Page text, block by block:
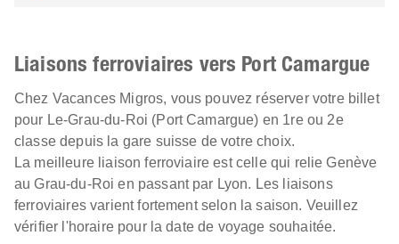
Liaisons ferroviaires vers Port Camargue
Chez Vacances Migros, vous pouvez réserver votre billet
pour Le-Grau-du-Roi (Port Camargue) en 1re ou 2e
classe depuis la gare suisse de votre choix.
La meilleure liaison ferroviaire est celle qui relie Genève
au Grau-du-Roi en passant par Lyon. Les liaisons
ferroviaires varient fortement selon la saison. Veuillez
vérifier l'horaire pour la date de voyage souhaitée.